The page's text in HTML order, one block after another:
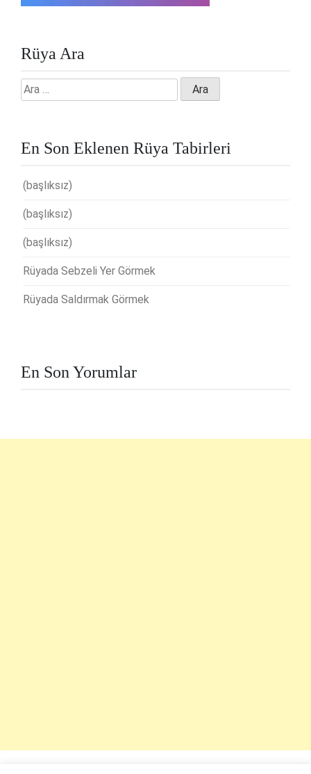
Rüya Ara
Arama:
En Son Eklenen Rüya Tabirleri
(başlıksız)
(başlıksız)
(başlıksız)
Rüyada Sebzeli Yer Görmek
Rüyada Saldırmak Görmek
En Son Yorumlar